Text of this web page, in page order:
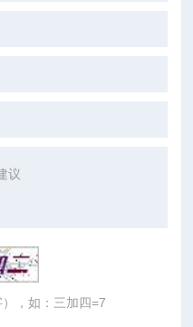
，如：三加四=7